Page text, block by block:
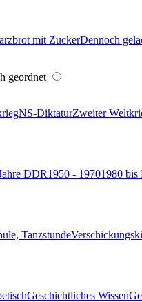
mit ZuckerDennoch
geordnet
NS-DiktaturZweiter
DDR1950 - 19701980 bis
Tanzstunde
Geschichtliches Wissen